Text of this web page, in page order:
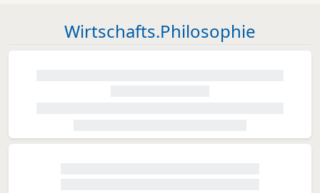
Wirtschafts.Philosophie